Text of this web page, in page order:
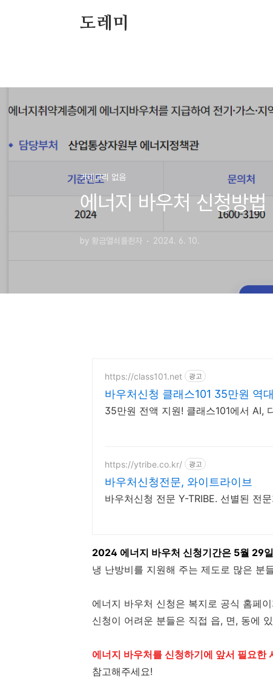
도레미
카테고리 없음
에너지 바우처 신청방
by 황금열쇠를쥔자 2024. 6. 10.
https://class101.net 광고
바우처신청 클래스101 35만원 역
35만원 전액 지원! 클래스101에서 AI,
https://ytribe.co.kr/ 광고
바우처신청전문, 와이트라이브
바우처신청 전문 Y-TRIBE. 선별된 전
2024 에너지 바우처 신청기간은 5월 29
냉 난방비를 지원해 주는 제도로 많은 분
에너지 바우처 신청은 복지로 공식 홈페
신청이 어려운 분들은 직접 읍, 면, 동에
에너지 바우처를 신청하기에 앞서 필요한
참고해주세요!